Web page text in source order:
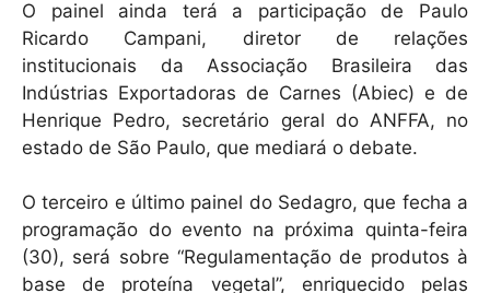
O painel ainda terá a participação de Paulo
Ricardo Campani, diretor de relações
institucionais da Associação Brasileira das
Indústrias Exportadoras de Carnes (Abiec) e de
Henrique Pedro, secretário geral do ANFFA, no
estado de São Paulo, que mediará o debate.
O terceiro e último painel do Sedagro, que fecha a
programação do evento na próxima quinta-feira
(30), será sobre “Regulamentação de produtos à
base de proteína vegetal”, enriquecido pelas